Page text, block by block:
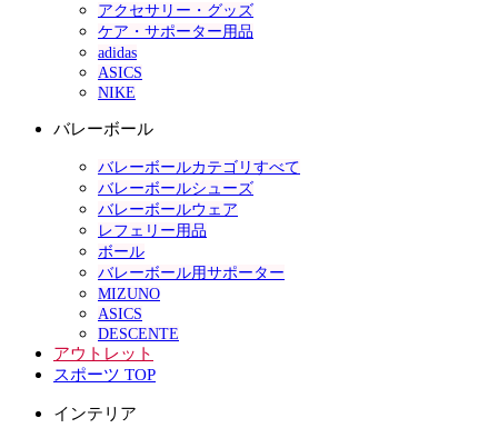
アクセサリー・グッズ
ケア・サポーター用品
adidas
ASICS
NIKE
バレーボール
バレーボールカテゴリすべて
バレーボールシューズ
バレーボールウェア
レフェリー用品
ボール
バレーボール用サポーター
MIZUNO
ASICS
DESCENTE
アウトレット
スポーツ TOP
インテリア